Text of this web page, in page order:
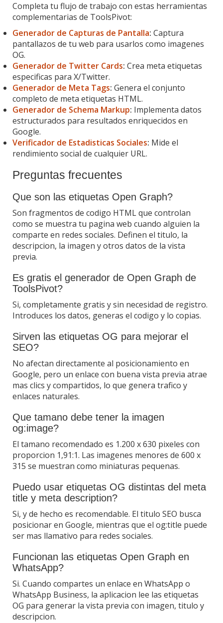
Completa tu flujo de trabajo con estas herramientas
complementarias de ToolsPivot:
Generador de Capturas de Pantalla: Captura
pantallazos de tu web para usarlos como imagenes
OG.
Generador de Twitter Cards: Crea meta etiquetas
especificas para X/Twitter.
Generador de Meta Tags: Genera el conjunto
completo de meta etiquetas HTML.
Generador de Schema Markup: Implementa datos
estructurados para resultados enriquecidos en
Google.
Verificador de Estadisticas Sociales: Mide el
rendimiento social de cualquier URL.
Preguntas frecuentes
Que son las etiquetas Open Graph?
Son fragmentos de codigo HTML que controlan
como se muestra tu pagina web cuando alguien la
comparte en redes sociales. Definen el titulo, la
descripcion, la imagen y otros datos de la vista
previa.
Es gratis el generador de Open Graph de
ToolsPivot?
Si, completamente gratis y sin necesidad de registro.
Introduces los datos, generas el codigo y lo copias.
Sirven las etiquetas OG para mejorar el
SEO?
No afectan directamente al posicionamiento en
Google, pero un enlace con buena vista previa atrae
mas clics y compartidos, lo que genera trafico y
enlaces naturales.
Que tamano debe tener la imagen
og:image?
El tamano recomendado es 1.200 x 630 pixeles con
proporcion 1,91:1. Las imagenes menores de 600 x
315 se muestran como miniaturas pequenas.
Puedo usar etiquetas OG distintas del meta
title y meta description?
Si, y de hecho es recomendable. El titulo SEO busca
posicionar en Google, mientras que el og:title puede
ser mas llamativo para redes sociales.
Funcionan las etiquetas Open Graph en
WhatsApp?
Si. Cuando compartes un enlace en WhatsApp o
WhatsApp Business, la aplicacion lee las etiquetas
OG para generar la vista previa con imagen, titulo y
descripcion.